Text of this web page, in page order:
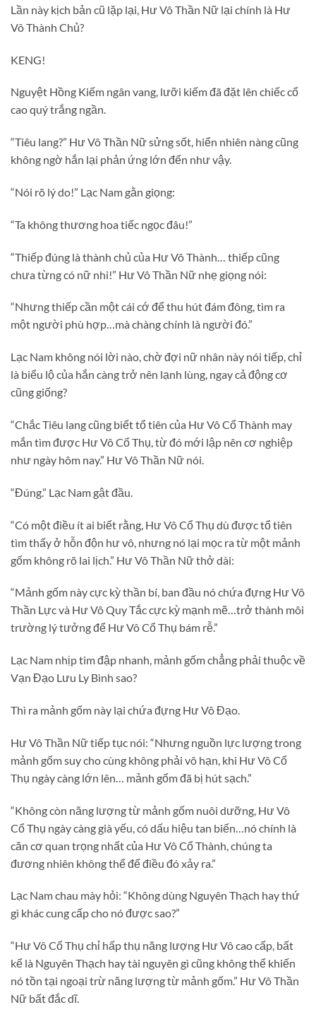
Lần này kịch bản cũ lặp lại, Hư Vô Thần Nữ lại chính là Hư
Vô Thành Chủ?
KENG!
Nguyệt Hồng Kiếm ngân vang, lưỡi kiếm đã đặt lên chiếc cổ
cao quý trắng ngần.
“Tiêu lang?” Hư Vô Thần Nữ sửng sốt, hiển nhiên nàng cũng
không ngờ hắn lại phản ứng lớn đến như vậy.
“Nói rõ lý do!” Lạc Nam gằn giọng:
“Ta không thương hoa tiếc ngọc đâu!”
“Thiếp đúng là thành chủ của Hư Vô Thành… thiếp cũng
chưa từng có nữ nhi!” Hư Vô Thần Nữ nhẹ giọng nói:
“Nhưng thiếp cần một cái cớ để thu hút đám đông, tìm ra
một người phù hợp…mà chàng chính là người đó.”
Lạc Nam không nói lời nào, chờ đợi nữ nhân này nói tiếp, chỉ
là biểu lộ của hắn càng trở nên lạnh lùng, ngay cả động cơ
cũng giống?
“Chắc Tiêu lang cũng biết tổ tiên của Hư Vô Cổ Thành may
mắn tìm được Hư Vô Cổ Thụ, từ đó mới lập nên cơ nghiệp
như ngày hôm nay.” Hư Vô Thần Nữ nói.
“Đúng.” Lạc Nam gật đầu.
“Có một điều ít ai biết rằng, Hư Vô Cổ Thụ dù được tổ tiên
tìm thấy ở hỗn độn hư vô, nhưng nó lại mọc ra từ một mảnh
gốm không rõ lai lịch.” Hư Vô Thần Nữ thở dài:
“Mảnh gốm này cực kỳ thần bí, ban đầu nó chứa đựng Hư Vô
Thần Lực và Hư Vô Quy Tắc cực kỳ mạnh mẽ…trở thành môi
trường lý tưởng để Hư Vô Cổ Thụ bám rễ.”
Lạc Nam nhịp tim đập nhanh, mảnh gốm chẳng phải thuộc về
Vạn Đạo Lưu Ly Bình sao?
Thì ra mảnh gốm này lại chứa đựng Hư Vô Đạo.
Hư Vô Thần Nữ tiếp tục nói: “Nhưng nguồn lực lượng trong
mảnh gốm suy cho cùng không phải vô hạn, khi Hư Vô Cổ
Thụ ngày càng lớn lên… mảnh gốm đã bị hút sạch.”
“Không còn năng lượng từ mảnh gốm nuôi dưỡng, Hư Vô
Cổ Thụ ngày càng già yếu, có dấu hiệu tan biến…nó chính là
căn cơ quan trọng nhất của Hư Vô Cổ Thành, chúng ta
đương nhiên không thể để điều đó xảy ra.”
Lạc Nam chau mày hỏi: “Không dùng Nguyên Thạch hay thứ
gì khác cung cấp cho nó được sao?”
“Hư Vô Cổ Thụ chỉ hấp thụ năng lượng Hư Vô cao cấp, bất
kể là Nguyên Thạch hay tài nguyên gì cũng không thể khiến
nó tồn tại ngoại trừ năng lượng từ mảnh gốm.” Hư Vô Thần
Nữ bất đắc dĩ.